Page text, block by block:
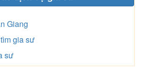
Giang
gia sư
sư